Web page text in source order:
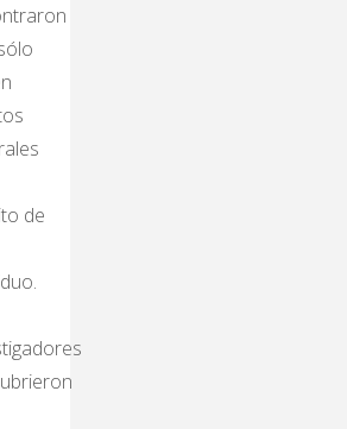
de